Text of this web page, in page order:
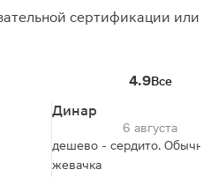
сертификации или
4.9Все
Динар
6 августа
дешево - сердито. Обычная
жевачка